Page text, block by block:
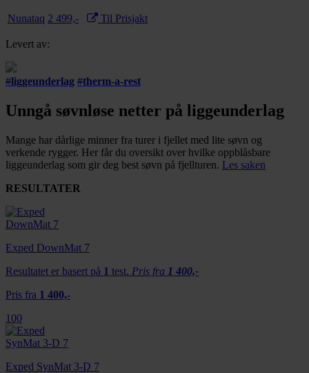
Nunataq 2 499,- Til Prisjakt
Levert av:
#liggeunderlag #therm-a-rest
Unngå søvnløse netter på liggeunderlag
Mange har dårlige minner fra turer i fjellet med lite søvn og
verkende rygger. Her får du oversikt over hvilke oppblåsbare
liggeunderlag som gir deg best søvn på fjellturen. Les saken
RESULTATER
Exped DownMat 7
Resultatet er basert på 1 test. Pris fra 1 400,-
Pris fra 1 400,-
100
Exped SynMat 3-D 7